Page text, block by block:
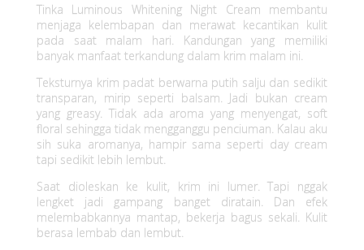
Tinka Luminous Whitening Night Cream membantu
menjaga kelembapan dan merawat kecantikan kulit
pada saat malam hari. Kandungan yang memiliki
banyak manfaat terkandung dalam krim malam ini.
Teksturnya krim padat berwarna putih salju dan sedikit
transparan, mirip seperti balsam. Jadi bukan cream
yang greasy. Tidak ada aroma yang menyengat, soft
floral sehingga tidak mengganggu penciuman. Kalau aku
sih suka aromanya, hampir sama seperti day cream
tapi sedikit lebih lembut.
Saat dioleskan ke kulit, krim ini lumer. Tapi nggak
lengket jadi gampang banget diratain. Dan efek
melembabkannya mantap, bekerja bagus sekali. Kulit
berasa lembab dan lembut.